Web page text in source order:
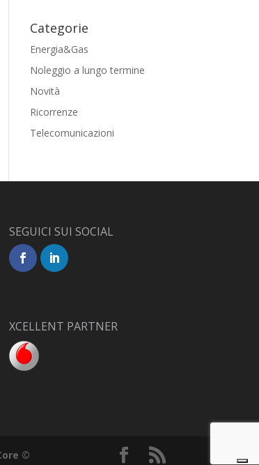
Categorie
Energia&Gas
Noleggio a lungo termine
Novità
Ricorrenze
Telecomunicazioni
SEGUICI SUI SOCIAL
XCELLENT PARTNER
©